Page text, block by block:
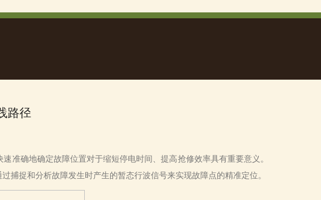
路径
确地确定故障位置对于缩短停电时间、提高抢修效率具有重要意义。
捕捉和分析故障发生时产生的暂态行波信号来实现故障点的精准定位。